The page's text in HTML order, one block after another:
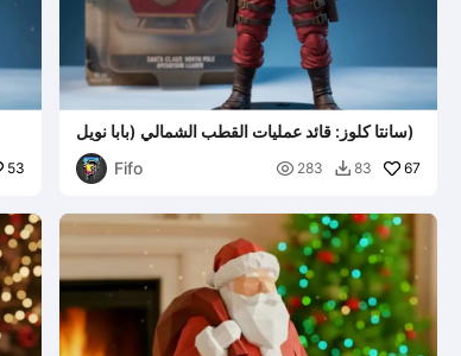
53
سانتا كلوز: قائد عمليات القطب الشمالي (بابا نويل)
Fifo
 283  83 67